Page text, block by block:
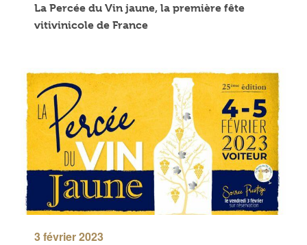
La Percée du Vin jaune, la première fête
vitivinicole de France
3 février 2023